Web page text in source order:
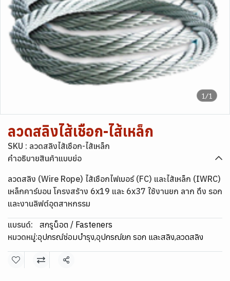
1/1
ลวดสลิงไส้เชือก-ไส้เหล็ก
SKU : ลวดสลิงไส้เชือก-ไส้เหล็ก
คำอธิบายสินค้าแบบย่อ
ลวดสลิง (Wire Rope) ไส้เชือกไฟเบอร์ (FC) และไส้เหล็ก (IWRC)
เหล็กคาร์บอน โครงสร้าง 6x19 และ 6x37 ใช้งานยก ลาก ดึง รอก
และงานลิฟต์อุตสาหกรรม
แบรนด์:
สกรูน็อต / Fasteners
หมวดหมู่:อุปกรณ์ซ่อมบำรุง,อุปกรณ์ยก รอก และสลิง,ลวดสลิง
แชร์